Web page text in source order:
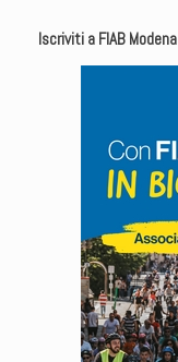
Iscriviti a FIAB Modena